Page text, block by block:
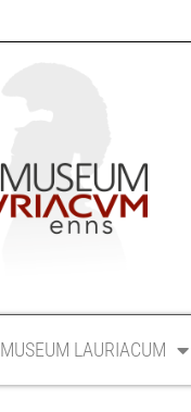
MUSEUM LAURIACUM